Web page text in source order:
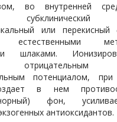
во внутренней
субклинический
или
естественными
шлаками.
отрицательным
потенциалом,
в нем
фон,
антиоксидантов.